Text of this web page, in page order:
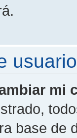
mi
base de